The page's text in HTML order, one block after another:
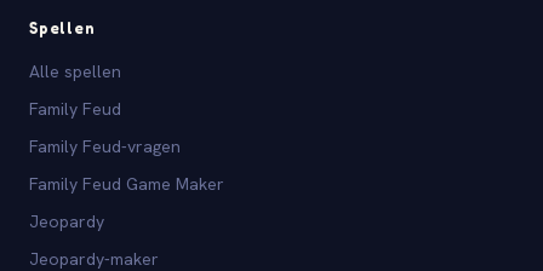
Spellen
Alle spellen
Family Feud
Family Feud-vragen
Family Feud Game Maker
Jeopardy
Jeopardy-maker